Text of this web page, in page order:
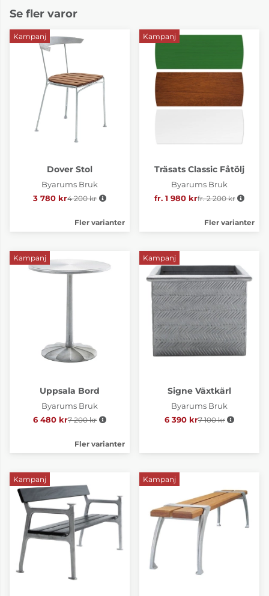
Se fler varor
Kampanj
Dover Stol
Byarums Bruk
3 780 kr Ordinarie pris:
4 200 kr
Fler varianter
Kampanj
Träsats Classic Fåtölj
Byarums Bruk
fr. 1 980 krOrdinarie pris:
fr. 2 200 kr
Fler varianter
Kampanj
Uppsala Bord
Byarums Bruk
6 480 krOrdinarie pris:
7 200 kr
Fler varianter
Kampanj
Signe Växtkärl
Byarums Bruk
6 390 krOrdinarie pris:
7 100 kr
Kampanj Kampanj